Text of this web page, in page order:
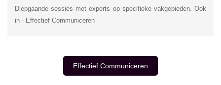
Diepgaande sessies met experts op specifieke vakgebieden. Ook
in - Effectief Communiceren
Effectief Communiceren